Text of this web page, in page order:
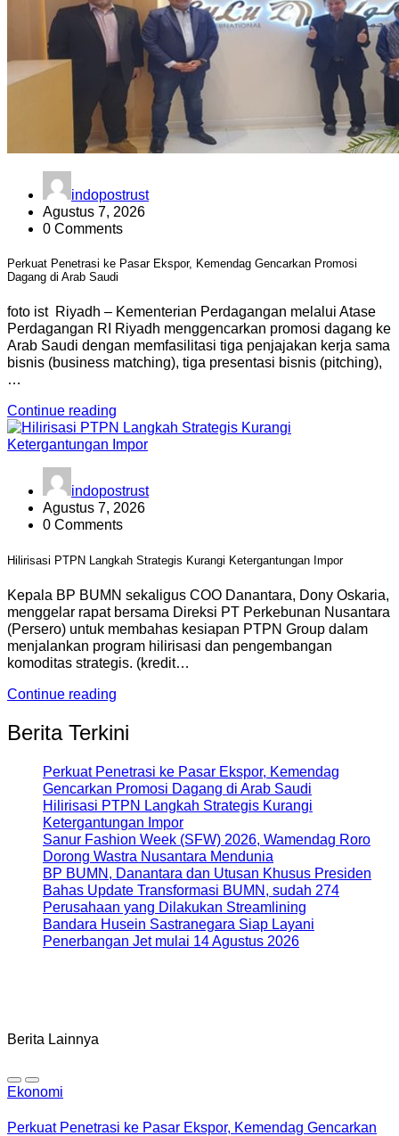
indopostrust
Agustus 7, 2026
0 Comments
Perkuat Penetrasi ke Pasar Ekspor, Kemendag Gencarkan Promosi
Dagang di Arab Saudi
foto ist Riyadh – Kementerian Perdagangan melalui Atase
Perdagangan RI Riyadh menggencarkan promosi dagang ke
Arab Saudi dengan memfasilitasi tiga penjajakan kerja sama
bisnis (business matching), tiga presentasi bisnis (pitching),
…
Continue reading
indopostrust
Agustus 7, 2026
0 Comments
Hilirisasi PTPN Langkah Strategis Kurangi Ketergantungan Impor
Kepala BP BUMN sekaligus COO Danantara, Dony Oskaria,
menggelar rapat bersama Direksi PT Perkebunan Nusantara
(Persero) untuk membahas kesiapan PTPN Group dalam
menjalankan program hilirisasi dan pengembangan
komoditas strategis. (kredit…
Continue reading
Berita Terkini
Perkuat Penetrasi ke Pasar Ekspor, Kemendag
Gencarkan Promosi Dagang di Arab Saudi
Hilirisasi PTPN Langkah Strategis Kurangi
Ketergantungan Impor
Sanur Fashion Week (SFW) 2026, Wamendag Roro
Dorong Wastra Nusantara Mendunia
BP BUMN, Danantara dan Utusan Khusus Presiden
Bahas Update Transformasi BUMN, sudah 274
Perusahaan yang Dilakukan Streamlining
Bandara Husein Sastranegara Siap Layani
Penerbangan Jet mulai 14 Agustus 2026
Berita Lainnya
Ekonomi
Perkuat Penetrasi ke Pasar Ekspor, Kemendag Gencarkan